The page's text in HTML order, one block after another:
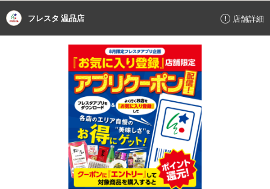
フレスタ 温品店 店舗詳細